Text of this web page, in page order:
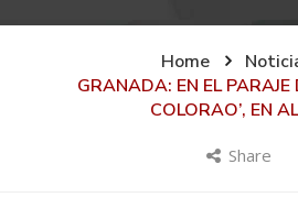
Home
GRANADA: EN EL PARAJE
COLORAO’, EN
Share